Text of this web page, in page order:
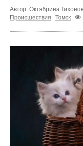
Автор: Октябрина
Происшествия
Томск